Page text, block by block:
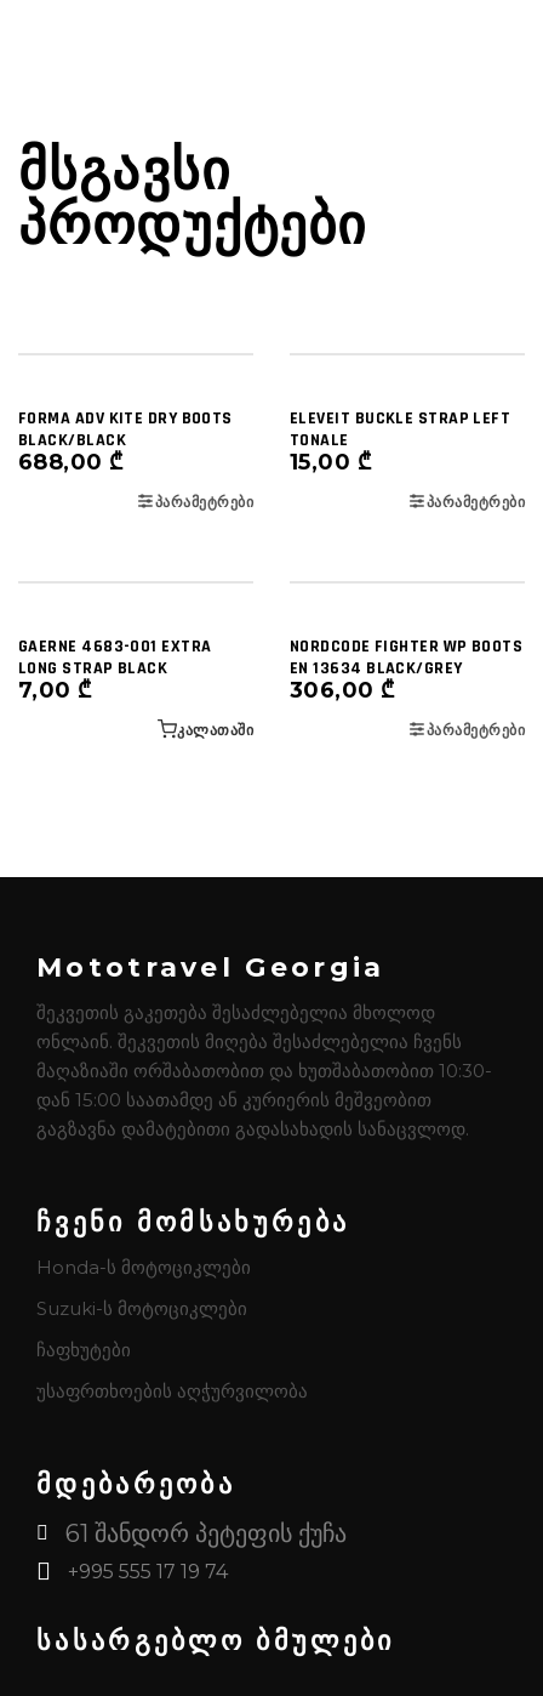
ᲛᲡᲒᲐᲕᲡᲘ
ᲞᲠᲝᲓᲣᲥᲢᲔᲑᲘ
FORMA ADV KITE DRY BOOTS
BLACK/BLACK
688,00 ₾
ᲞᲐᲠᲐᲛᲔᲢᲠᲔᲑᲘ
ELEVEIT BUCKLE STRAP LEFT
TONALE
15,00 ₾
ᲞᲐᲠᲐᲛᲔᲢᲠᲔᲑᲘ
GAERNE 4683-001 EXTRA
LONG STRAP BLACK
7,00 ₾
ᲙᲐᲚᲐᲗᲐᲨᲘ
NORDCODE FIGHTER WP BOOTS
EN 13634 BLACK/GREY
306,00 ₾
ᲞᲐᲠᲐᲛᲔᲢᲠᲔᲑᲘ
Mototravel Georgia
შეკვეთის გაკეთება შესაძლებელია მხოლოდ
ონლაინ. შეკვეთის მიღება შესაძლებელია ჩვენს
მაღაზიაში ორშაბათობით და ხუთშაბათობით 10:30-
დან 15:00 საათამდე ან კურიერის მეშვეობით
გაგზავნა დამატებითი გადასახადის სანაცვლოდ.
ჩვენი მომსახურება
Honda-ს მოტოციკლები
Suzuki-ს მოტოციკლები
ჩაფხუტები
უსაფრთხოების აღჭურვილობა
მდებარეობა
61 შანდორ პეტეფის ქუჩა
+995 555 17 19 74
სასარგებლო ბმულები